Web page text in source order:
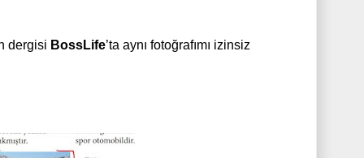
dergisi BossLife’ta aynı fotoğrafımı izinsiz